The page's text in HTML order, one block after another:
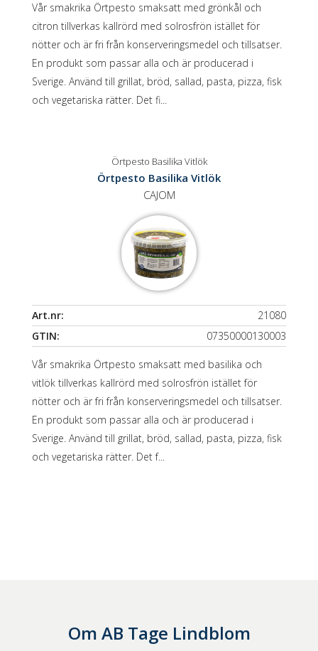
Vår smakrika Örtpesto smaksatt med grönkål och
citron tillverkas kallrörd med solrosfrön istället för
nötter och är fri från konserveringsmedel och tillsatser.
En produkt som passar alla och är producerad i
Sverige. Använd till grillat, bröd, sallad, pasta, pizza, fisk
och vegetariska rätter. Det fi...
Örtpesto Basilika Vitlök
Örtpesto Basilika Vitlök
CAJOM
Art.nr:
21080
GTIN:
07350000130003
Vår smakrika Örtpesto smaksatt med basilika och
vitlök tillverkas kallrörd med solrosfrön istället för
nötter och är fri från konserveringsmedel och tillsatser.
En produkt som passar alla och är producerad i
Sverige. Använd till grillat, bröd, sallad, pasta, pizza, fisk
och vegetariska rätter. Det f...
Om AB Tage Lindblom